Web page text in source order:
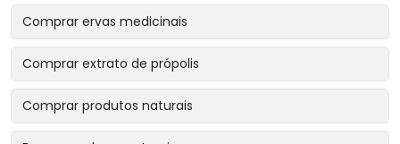
Comprar ervas medicinais
Comprar extrato de própolis
Comprar produtos naturais